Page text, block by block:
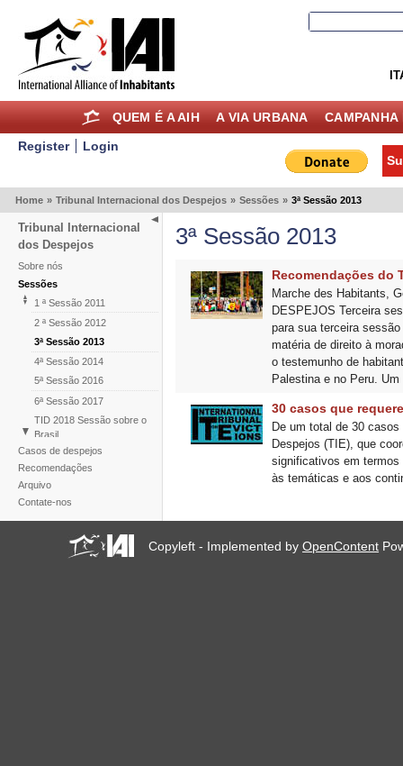
QUEM É A AIH A VIA URBANA CAMPANHA
Register
Login
Home » Tribunal Internacional dos Despejos » Sessões » 3ª Sessão 2013
Tribunal Internacional
dos Despejos
Sobre nós
Sessões
1 ª Sessão 2011
2 ª Sessão 2012
3ª Sessão 2013
4ª Sessão 2014
5ª Sessão 2016
6ª Sessão 2017
TID 2018 Sessão sobre o
Brasil
1st Session East Asia 2016
TID 2019 Sessão sobre a
mudança climática
Casos de despejos
Recomendações
Arquivo
Contate-nos
3ª Sessão 2013
Recomendações do
Marche des Habitants,
DESPEJOS Terceira
para sua terceira
matéria de direito à
o testemunho de
Palestina e no Peru.
30 casos que
De um total de 30
Despejos (TIE), que
significativos em termos
às temáticas e aos
Copyleft - Implemented byOpenContent